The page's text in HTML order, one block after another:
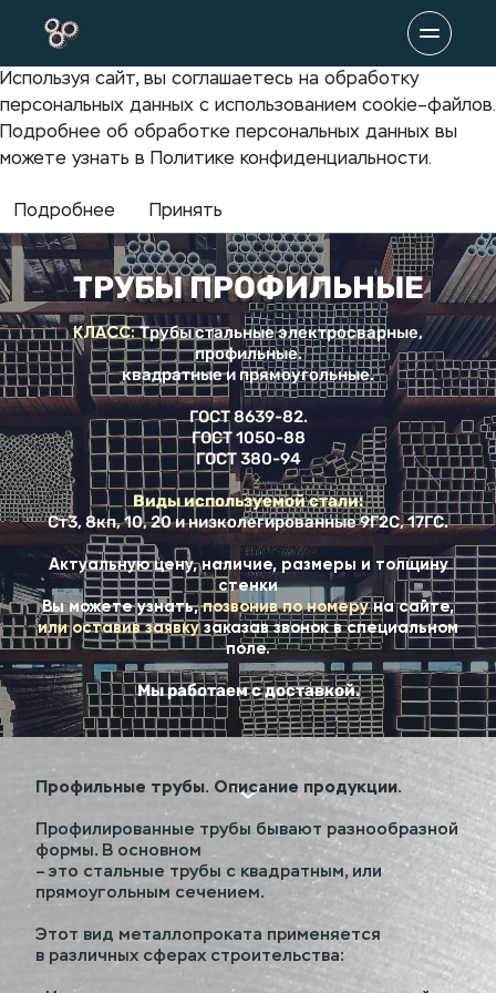
Используя сайт, вы соглашаетесь на обработку
персональных данных с использованием cookie–файлов.
Подробнее об обработке персональных данных вы
можете узнать в Политике конфиденциальности.
Подробнее Принять
ТРУБЫ ПРОФИЛЬНЫЕ
КЛАСС:Трубы стальные электросварные,
профильные.
квадратные и прямоугольные.
ГОСТ 8639-82.
ГОСТ 1050-88
ГОСТ 380-94
Виды используемой стали:
Ст3, 8кп, 10, 20 и низколегированные 9Г2С, 17ГС.
Актуальную цену, наличие, размеры и толщину
стенки
Вы можете узнать,позвонив по номеруна сайте,
или оставив заявкузаказав звонок в специальном
поле.
Мы работаем с доставкой.
Профильные трубы. Описание продукции.
Профилированные трубы бывают разнообразной
формы. В основном
– это стальные трубы с квадратным, или
прямоугольным сечением.
Этот вид металлопроката применяется
в различных сферах строительства: